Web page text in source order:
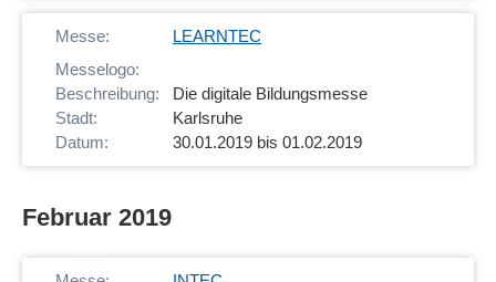
LEARNTEC
Die digitale Bildungsmesse
Karlsruhe
30.01.2019 bis 01.02.2019
Februar 2019